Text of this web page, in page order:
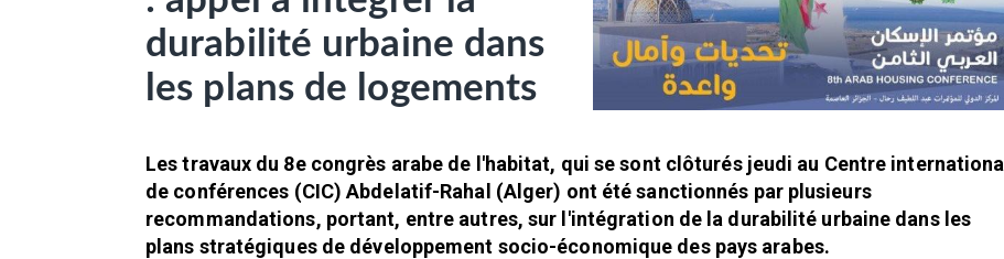
durabilité urbaine dans
les plans de logements
Les travaux du 8e congrès arabe de l'habitat, qui se sont clôturés jeudi au Centre international
de conférences (CIC) Abdelatif-Rahal (Alger) ont été sanctionnés par plusieurs
recommandations, portant, entre autres, sur l'intégration de la durabilité urbaine dans les
plans stratégiques de développement socio-économique des pays arabes.